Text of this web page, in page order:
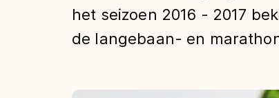
Olympische
het seizoen 2016 - 2017
de langebaan- en